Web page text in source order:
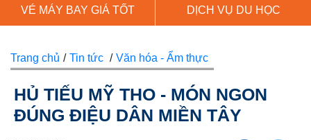
VÉ MÁY BAY GIÁ TỐT DỊCH VỤ DU HỌC
Trang chủ / Tin tức / Văn hóa - Ẩm thực
HỦ TIẾU MỸ THO - MÓN NGON
ĐÚNG ĐIỆU DÂN MIỀN TÂY